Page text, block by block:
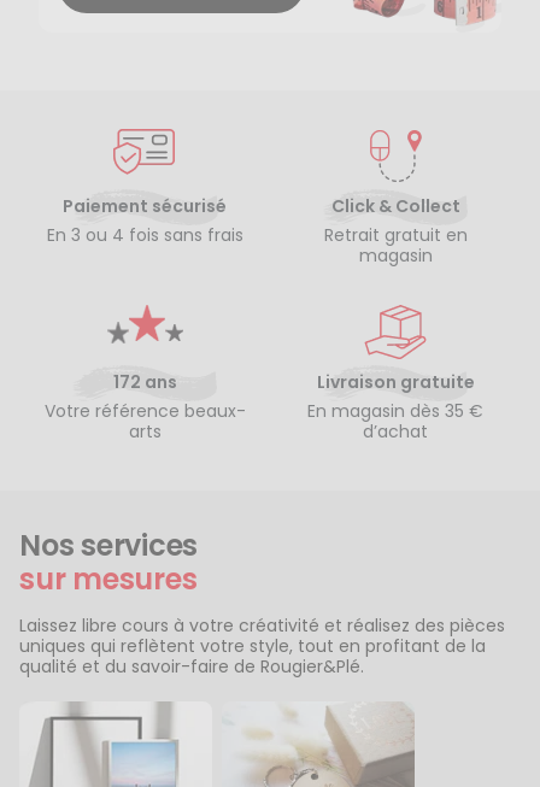
Paiement sécurisé
En 3 ou 4 fois sans frais
Click & Collect
Retrait gratuit en
magasin
172 ans
Votre référence beaux-
arts
Livraison gratuite
En magasin dès 35 €
d’achat
Nos services
sur mesures
Laissez libre cours à votre créativité et réalisez des pièces
uniques qui reflètent votre style, tout en profitant de la
qualité et du savoir-faire de Rougier&Plé.